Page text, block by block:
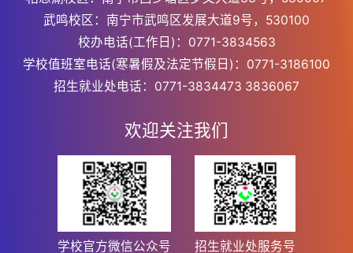
武鸣校区：南宁市武鸣区发展大道9号，530100
校办电话(工作日)：0771-3834563
学校值班室电话(寒暑假及法定节假日)：0771-3186100
招生就业处电话：0771-3834473 3836067
欢迎关注我们
学校官方微信公众号 招生就业处服务号